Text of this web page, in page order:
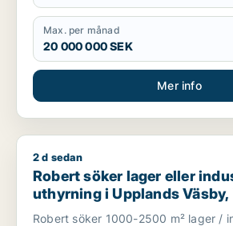
Max. per månad
20 000 000 SEK
Mer info
Robert söker lager eller industrilokal
2 d sedan
Robert söker lager eller
uthyrning i Upplands
eller Järfälla m.fl.
Robert söker 1000-2500 m² lager /